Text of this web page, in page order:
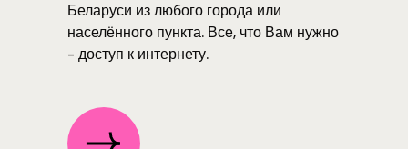
Беларуси из любого города или
населённого пункта. Все, что Вам нужно
- доступ к интернету.